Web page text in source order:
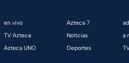
en vivo
TV Azteca
Azteca UNO
Azteca 7
Noticias
Deportes
a